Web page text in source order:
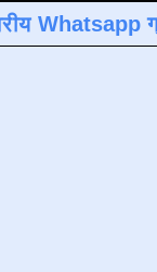
Whatsapp